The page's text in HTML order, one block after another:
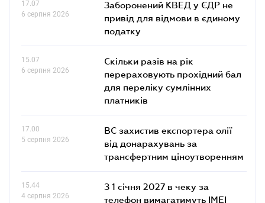
17.07
6 серпня 2026
Заборонений КВЕД у ЄДР не
привід для відмови в єдиному
податку
15.07
6 серпня 2026
Скільки разів на рік
перераховують прохідний бал
для переліку сумлінних
платників
17.00
5 серпня 2026
ВС захистив експортера олії
від донарахувань за
трансфертним ціноутворенням
15.44
4 серпня 2026
З 1 січня 2027 в чеку за
телефон вимагатимуть IMEI